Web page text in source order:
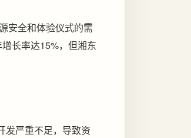
安全和体验仪式的需
长率达15%，但湘东
发严重不足，导致资